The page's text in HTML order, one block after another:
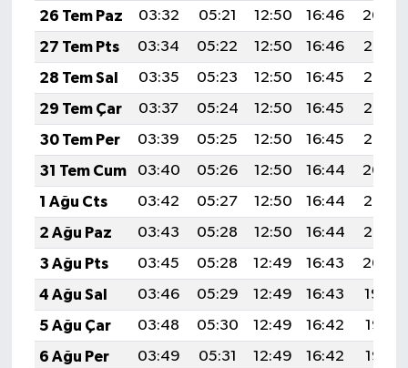
26 Tem Paz
03:32 05:21 12:50 16:46
20:09
27 Tem Pts
03:34 05:22 12:50 16:46
20:08
28 Tem Sal
03:35 05:23 12:50 16:45
20:07
29 Tem Çar
03:37 05:24 12:50 16:45
20:06
30 Tem Per
03:39 05:25 12:50 16:45
20:05
31 Tem Cum
03:40 05:26 12:50 16:44
20:04
1 Ağu Cts
03:42 05:27 12:50 16:44
20:03
2 Ağu Paz
03:43 05:28 12:50 16:44
20:02
3 Ağu Pts
03:45 05:28 12:49 16:43
20:00
4 Ağu Sal
03:46 05:29 12:49 16:43
19:59
5 Ağu Çar
03:48 05:30 12:49 16:42
19:58
6 Ağu Per
03:49 05:31 12:49 16:42
19:57